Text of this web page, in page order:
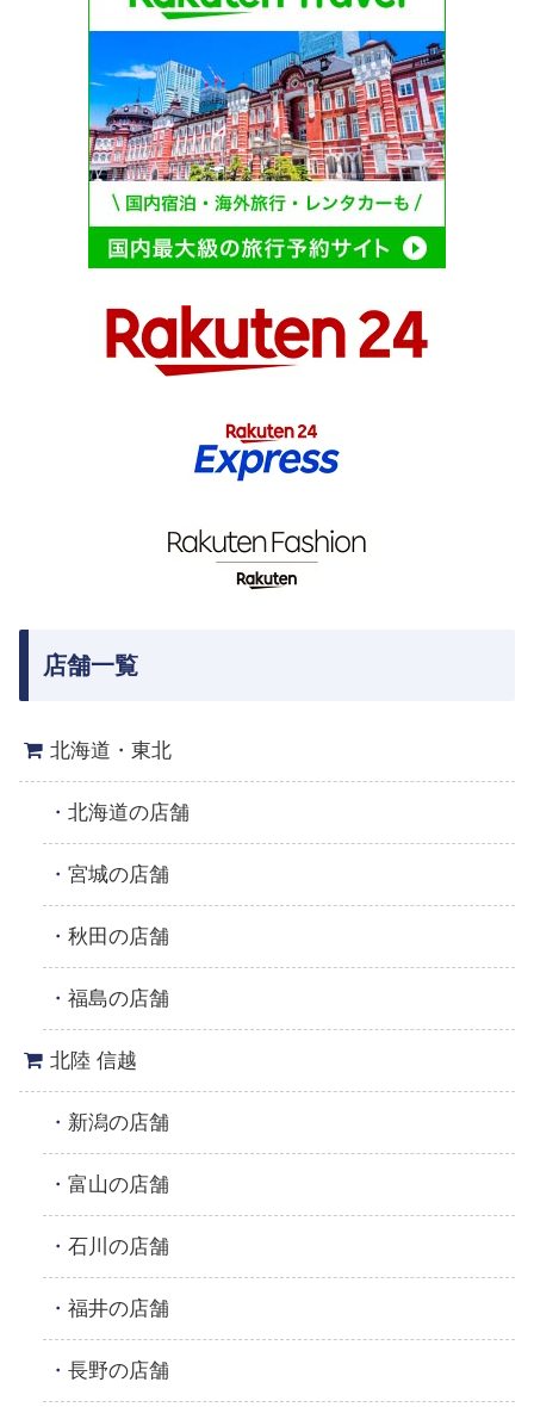
店舗一覧
北海道・東北
北海道の店舗
宮城の店舗
秋田の店舗
福島の店舗
北陸 信越
新潟の店舗
富山の店舗
石川の店舗
福井の店舗
長野の店舗